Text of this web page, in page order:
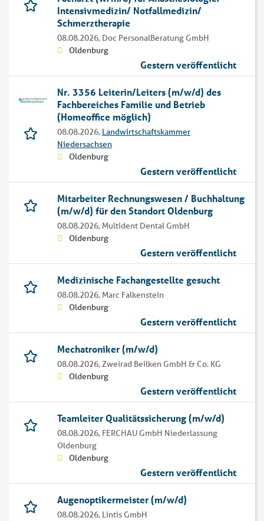
Intensivmedizin/ Notfallmedizin/
Schmerztherapie
08.08.2026, Doc PersonalBeratung GmbH
Oldenburg
Gestern veröffentlicht
Nr. 3356 Leiterin/Leiters (m/w/d) des
Fachbereiches Familie und Betrieb
(Homeoffice möglich)
08.08.2026, Landwirtschaftskammer
Niedersachsen
Oldenburg
Gestern veröffentlicht
Mitarbeiter Rechnungswesen / Buchhaltung
(m/w/d) für den Standort Oldenburg
08.08.2026, Multident Dental GmbH
Oldenburg
Gestern veröffentlicht
Medizinische Fachangestellte gesucht
08.08.2026, Marc Falkenstein
Oldenburg
Gestern veröffentlicht
Mechatroniker (m/w/d)
08.08.2026,Zweirad Beilken GmbH & Co. KG
Oldenburg
Gestern veröffentlicht
Teamleiter Qualitätssicherung (m/w/d)
08.08.2026, FERCHAU GmbH Niederlassung
Oldenburg
Oldenburg
Gestern veröffentlicht
Augenoptikermeister (m/w/d)
08.08.2026, Lintis GmbH